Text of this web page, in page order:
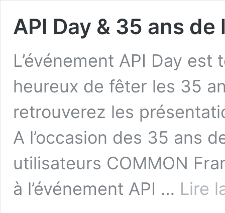
API Day & 35 ans de
L’événement API Day
heureux de fêter les 35
retrouverez les
A l’occasion des 35 ans
utilisateurs COMMON
à l’événement API … Lire